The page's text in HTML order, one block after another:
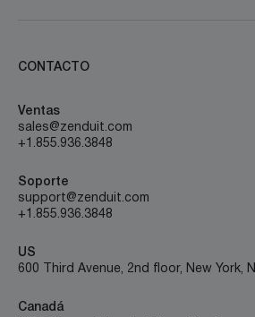
CONTACTO
Ventas
sales@zenduit.com
+1.855.936.3848
Soporte
support@zenduit.com
+1.855.936.3848
US
600 Third Avenue, 2nd floor, New York,
Canadá